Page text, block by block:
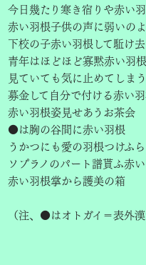
今日幾たり寒き宿りや赤い
赤い羽根子供の声に弱いのよ
下校の子赤い羽根して駈け
青年はほどほど寡黙赤い羽根
見ていても気に止めてしま
募金して自分で付ける赤い
赤い羽根姿見せあうお茶会
●は胸の谷間に赤い羽根
うかつにも愛の羽根つけふ
ソプラノのパート譜貰ふ赤
赤い羽根掌から護美の箱
（注、●はオトガイ＝表外